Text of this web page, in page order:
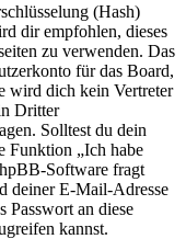
(Hash)
dir empfohlen, dieses
zu verwenden. Das
für das Board,
wird dich kein Vertreter
Dritter
Solltest du dein
Funktion „Ich habe
Software fragt
deiner E-Mail-Adresse
Passwort an diese
kannst.